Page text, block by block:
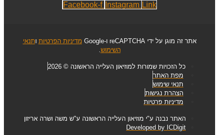
Facebook-f Instagram Link
אתר זה מוגן על ידי reCAPTCHA ו-Google מדיניות הפרטיות ותנאי
השימוש.
כל הזכויות שמורות למוזיאון העלייה הראשונה © 2026
מפת האתר
תנאי שימוש
הצהרת נגישות
מדיניות פרטיות
האתר נבנה ע"י מוזיאון העלייה הראשונה ע"ש משה ושרה אריזון
Developed by ICDigit